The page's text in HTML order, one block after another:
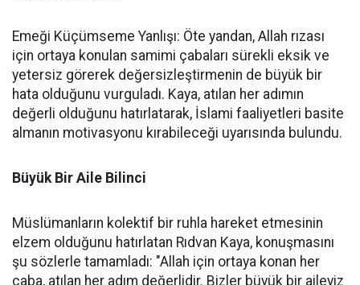
Emeği Küçümseme Yanlışı: Öte yandan, Allah rızası
için ortaya konulan samimi çabaları sürekli eksik ve
yetersiz görerek değersizleştirmenin de büyük bir
hata olduğunu vurguladı. Kaya, atılan her adımın
değerli olduğunu hatırlatarak, İslami faaliyetleri basite
almanın motivasyonu kırabileceği uyarısında bulundu.
Büyük Bir Aile Bilinci
Müslümanların kolektif bir ruhla hareket etmesinin
elzem olduğunu hatırlatan Rıdvan Kaya, konuşmasını
şu sözlerle tamamladı: "Allah için ortaya konan her
çaba, atılan her adım değerlidir. Bizler büyük bir aileyiz